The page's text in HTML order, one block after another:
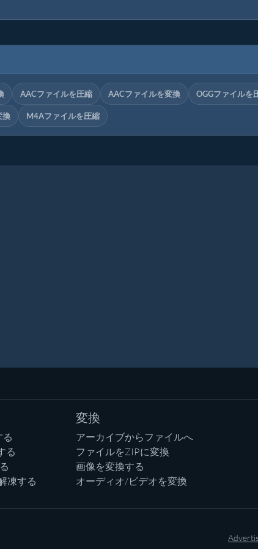
AACファイルを圧縮 AACファイルを変換 OGGファイルを
換 M4Aファイルを圧縮
る
凍する
変換
アーカイブからファイルへ
ファイルをZIPに変換
画像を変換する
オーディオ/ビデオを変換